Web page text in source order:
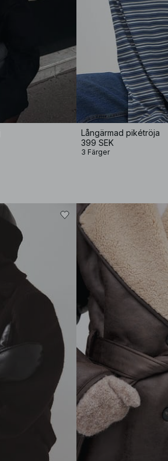
Långärmad pikétröja
399 SEK
3 Färger